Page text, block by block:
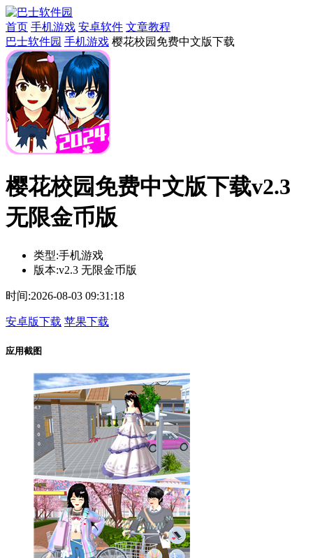
首页 手机游戏 安卓软件 文章教程
巴士软件园 手机游戏 樱花校园免费中文版下载
樱花校园免费中文版下载v2.3
无限金币版
类型:手机游戏
版本:v2.3 无限金币版
时间:2026-08-03 09:31:18
安卓版下载 苹果下载
应用截图